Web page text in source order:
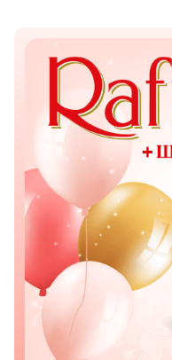
Цветы сестре
Показать еще
Цветы
Подсолнухи
Лизиантусы
Хризантемы
Лилии